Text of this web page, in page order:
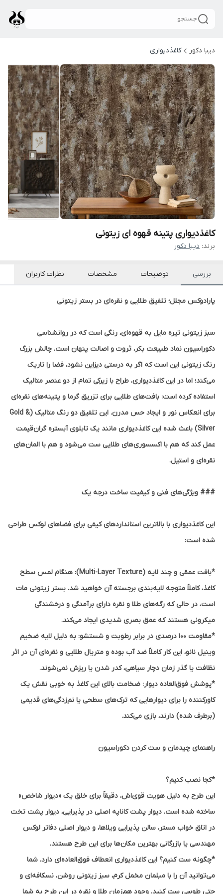
جستجو
دیبا دکور کاغذدیواری
کاغذدیواری پتینه قهوه ای زیتونی
برند: دیبا دکور
بررسی توضیحات مشخصات نظرات کاربران
پارادوکس مجلل؛ تلفیق طلایی و نقره‌ای در بستر زیتونی
سبز زیتونی تیره مایل به قهوه‌ای، رنگی است که در روانشناسی
دکوراسیون نماد طبیعت بکر، ثروت و اصالت پنهان است. چالش بزرگ
رنگ زیتونی این است که اگر به درستی دیزاین نشود، فضا را تاریک
می‌کند؛ اما در این کاغذدیواری، طراح با زیرکی تمام از دو عنصر متالیک
استفاده کرده است: بافت‌های طلایی برای تزریق گرما و پتینه‌های نقره‌ای
برای انعکاس نور و ایجاد حس مدرن.
این تلفیق دو رنگ متالیک (Gold &
Silver) باعث شده این کاغذدیواری مانند یک تابلوی آبستره گران‌قیمت
عمل کند که هم با اکسسوری‌های طلایی ست می‌شود و هم با المان‌های
نقره‌ای و استیل.
### ویژگی‌های فنی و کیفیت ساخت درجه یک
این کاغذدیواری با بالاترین استانداردهای کیفی برای فضاهای لوکس طراحی
شده است:
*بافت عمقی و چند لایه (Multi-Layer Texture):
هنگام لمس سطح
کاغذ، کاملاً متوجه لایه‌بندی برجسته آن خواهید شد. بستر زیتونی مات
است، در حالی که رگه‌های طلا و نقره دارای برآمدگی و درخشندگی
میکرونی هستند که عمق بصری شدیدی ایجاد می‌کند.
*مقاومت ۱۰۰ درصدی در برابر رطوبت و شستشو:
به دلیل لایه ضخیم
وینیل نانو، این کار کاملاً ضد آب بوده و متریال طلایی و نقره‌ای آن در اثر
نظافت یا گذر زمان دچار سیاهی، کدر شدن یا ریزش نمی‌شوند.
*پوشش فوق‌العاده دیوار: ضخامت بالای این کاغذ به خوبی نقش یک
کاورکننده را برای دیوارهایی که ترک‌های سطحی یا نم‌زدگی‌های قدیمی
(برطرف شده) دارند، بازی می‌کند.
راهنمای چیدمان و ست کردن دکوراسیون
*کجا نصب کنیم؟
این طرح به دلیل هویت قوی‌اش، دقیقاً برای خلق یک «دیوار شاخص»
ساخته شده است. دیوار پشت کاناپه اصلی در پذیرایی، دیوار پشت تخت
در اتاق خواب مستر، سالن پذیرایی ویلاها، و دیوار اصلی دفاتر لوکس
مهندسی یا بازرگانی بهترین مکان‌ها برای این طرح هستند.
*چگونه ست کنیم؟ این کاغذدیواری انعطاف فوق‌العاده‌ای دارد. شما
می‌توانید آن را با مبلمان مخمل کرم، سبز زیتونی روشن، نسکافه‌ای و
حتی طوسی ست کنید. وجود هم‌زمان طلا و نقره در این طرح به شما